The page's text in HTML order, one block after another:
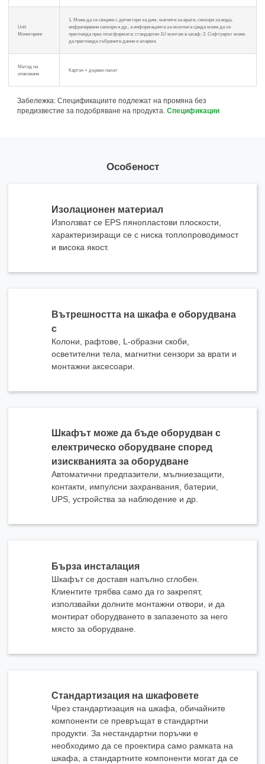
Unit
Мониторинг
1. Може да се свърже с детектори за дим, магнити за врати, сензори за вода,
инфрачервени сензори и др., а информацията за околната среда може да се
преглежда през платформата; стандартен 1U монтаж в шкаф; 2. Софтуерът може
да преглежда събраните данни и аларми.
Метод на
опаковане
Картон + дървен палет
Забележка: Спецификациите подлежат на промяна без
предизвестие за подобряване на продукта. Спецификации
Особеност
Изолационен материал
Използват се EPS пянопластови плоскости,
характеризиращи се с ниска топлопроводимост
и висока якост.
Вътрешността на шкафа е оборудвана
с
Колони, рафтове, L-образни скоби,
осветителни тела, магнитни сензори за врати и
монтажни аксесоари.
Шкафът може да бъде оборудван с
електрическо оборудване според
изискванията за оборудване
Автоматични предпазители, мълниезащити,
контакти, импулсни захранвания, батерии,
UPS, устройства за наблюдение и др.
Бърза инсталация
Шкафът се доставя напълно сглобен.
Клиентите трябва само да го закрепят,
използвайки долните монтажни отвори, и да
монтират оборудването в запазеното за него
място за оборудване.
Стандартизация на шкафовете
Чрез стандартизация на шкафа, обичайните
компоненти се превръщат в стандартни
продукти. За нестандартни поръчки е
необходимо да се проектира само рамката на
шкафа, а стандартните компоненти могат да се